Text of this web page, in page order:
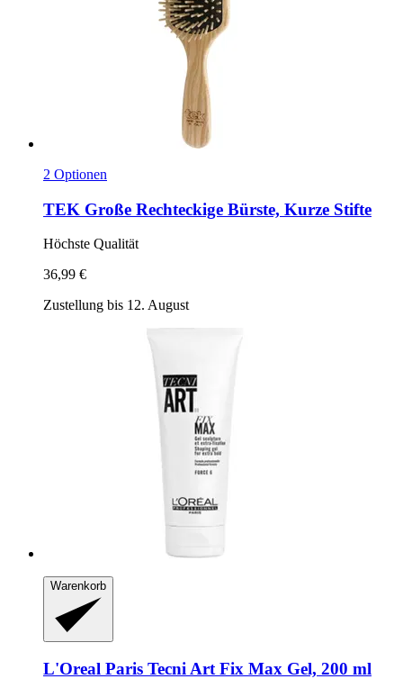
2 Optionen
TEK Große Rechteckige Bürste, Kurze Stifte
Höchste Qualität
36,99 €
Zustellung bis 12. August
Warenkorb
L'Oreal Paris Tecni Art Fix Max Gel, 200 ml